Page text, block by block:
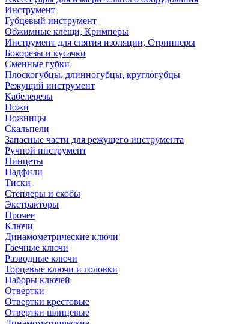
Инструмент
Губцевый инструмент
Обжимные клещи, Кримперы
Инструмент для снятия изоляции, Стрипперы
Бокорезы и кусачки
Сменные губки
Плоскогубцы, длинногубцы, круглогубцы
Режущий инструмент
Кабелерезы
Ножи
Ножницы
Скальпели
Запасные части для режущего инструмента
Ручной инструмент
Пинцеты
Надфили
Тиски
Степлеры и скобы
Экстракторы
Прочее
Ключи
Динамометрические ключи
Гаечные ключи
Разводные ключи
Торцевые ключи и головки
Наборы ключей
Отвертки
Отвертки крестовые
Отвертки шлицевые